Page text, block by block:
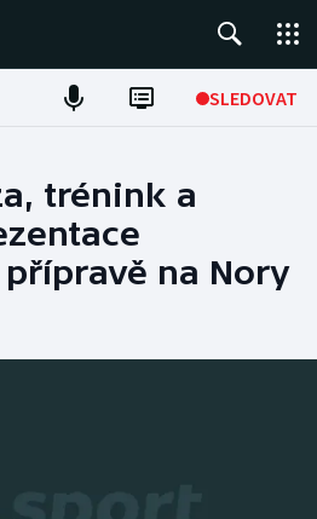
SLEDOVAT
trénink a
na Nory